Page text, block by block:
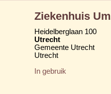
Ziekenhuis
Heidelberglaan 100
Utrecht
Gemeente Utrecht
Utrecht
In gebruik